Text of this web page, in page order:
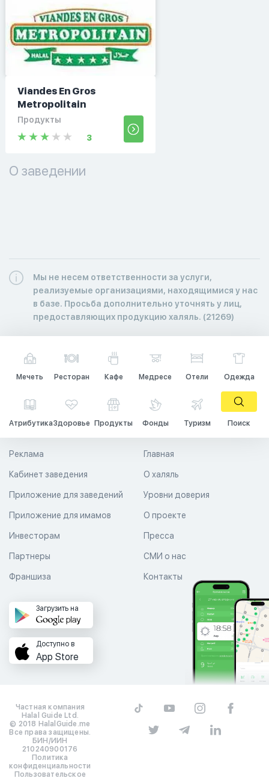
Viandes En Gros
Metropolitain
Продукты
3
О заведении
Мы не несем ответственности за услуги,
реализуемые организациями, находящимися у нас
в базе. Просьба дополнительно уточнять у лиц,
предоставляющих продукцию халяль. (21269)
Мечеть Ресторан Кафе Медресе Отели Одежда
АтрибутикаЗдоровье Продукты Фонды Туризм Поиск
Главная
О халяль
Уровни доверия
Реклама
Кабинет заведения
Приложение для заведений
Приложение для имамов О проекте
Пресса
СМИ о нас
Контакты
Инвесторам
Партнеры
Франшиза
Загрузить на
Доступно в
App Store
Частная компания
Halal Guide Ltd.
© 2018 HalalGuide.me
Все права защищены.
БИН/ИИН
210240900176
Политика
конфиденциальности
Пользовательское